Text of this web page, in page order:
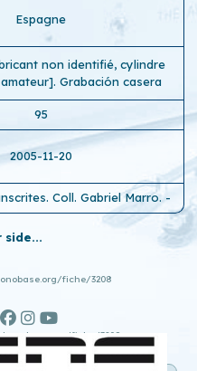
Espagne
non identifié, cylindre
Grabación casera
95
2005-11-20
Coll. Gabriel Marro. -
side...
fiche/3208
fiche/3208